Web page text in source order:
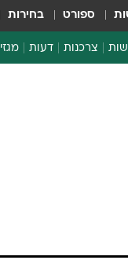
ספורט בחירות
צרכנות דעות מגזין